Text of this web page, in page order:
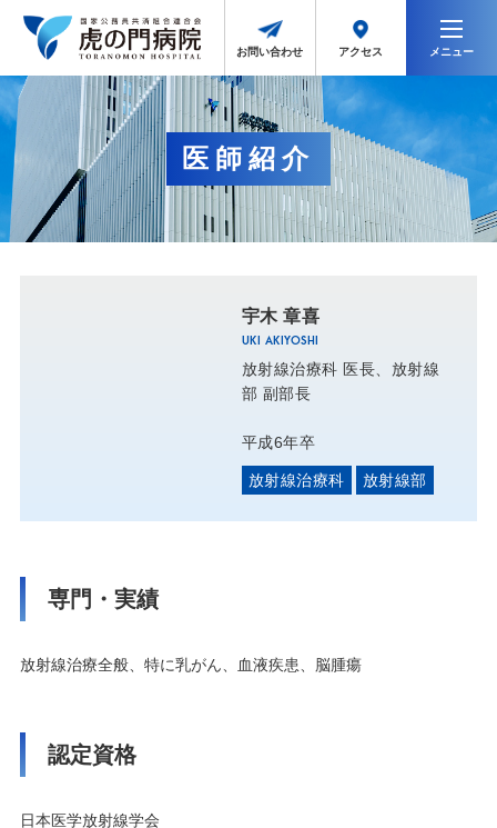
お問い合わせ アクセス メニュー
医師紹介
宇木 章喜
UKI AKIYOSHI
放射線治療科 医長
放射線
部 副部長
平成6年卒
放射線治療科 放射線部
専門・実績
放射線治療全般、特に乳がん、血液疾患、脳腫瘍
認定資格
日本医学放射線学会